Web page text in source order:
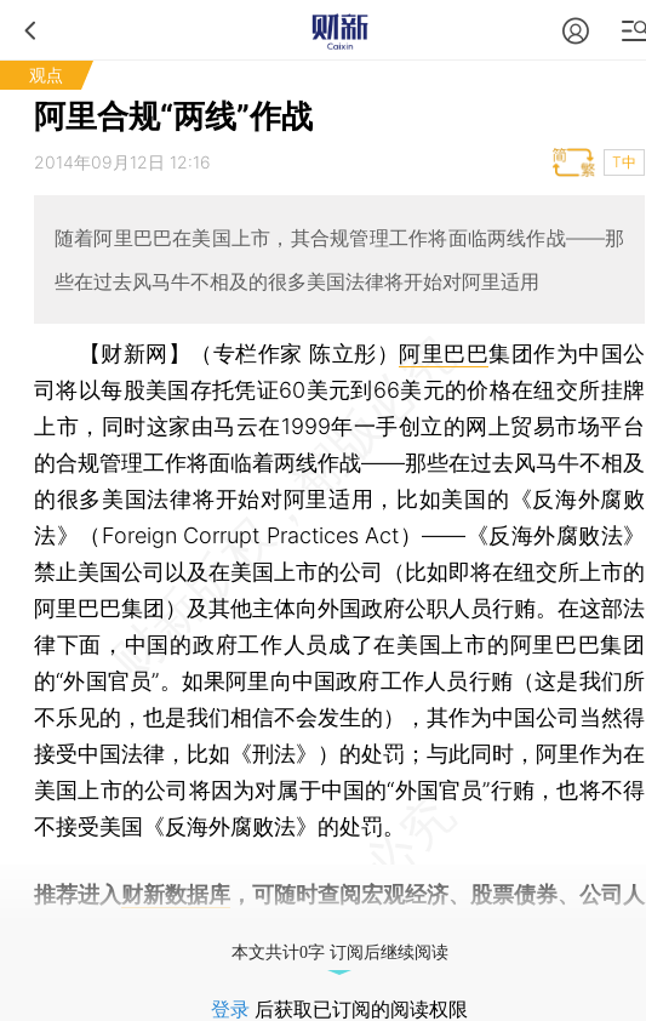
观点
阿里合规“两线”作战
2014年09月12日 12:16 T中
随着阿里巴巴在美国上市，其合规管理工作将面临两线作战——那
些在过去风马牛不相及的很多美国法律将开始对阿里适用
【财新网】（专栏作家 陈立彤） 阿里巴巴集团作为中国公
司将以每股美国存托凭证60美元到66美元的价格在纽交所挂牌
上市，同时这家由马云在1999年一手创立的网上贸易市场平台
的合规管理工作将面临着两线作战——那些在过去风马牛不相及
的很多美国法律将开始对阿里适用，比如美国的《反海外腐败
法》（Foreign Corrupt Practices Act）——《反海外腐败法》
禁止美国公司以及在美国上市的公司（比如即将在纽交所上市的
阿里巴巴集团）及其他主体向外国政府公职人员行贿。在这部法
律下面，中国的政府工作人员成了在美国上市的阿里巴巴集团
的“外国官员”。如果阿里向中国政府工作人员行贿（这是我们所
不乐见的，也是我们相信不会发生的），其作为中国公司当然得
接受中国法律，比如《刑法》）的处罚；与此同时，阿里作为在
美国上市的公司将因为对属于中国的“外国官员”行贿，也将不得
不接受美国《反海外腐败法》的处罚。
推荐进入财新数据库 ，可随时查阅宏观经济、股票债券、公司人
本文共计0字 订阅后继续阅读
登录 后获取已订阅的阅读权限